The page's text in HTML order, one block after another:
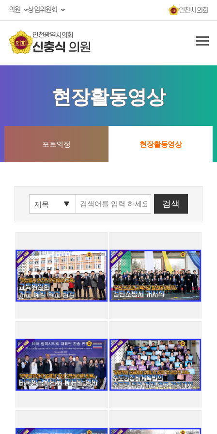
의원 상임위원회 인천시의회
인천광역시의회
신충식 의원
현장활동영상
포토의정 현장활동영상